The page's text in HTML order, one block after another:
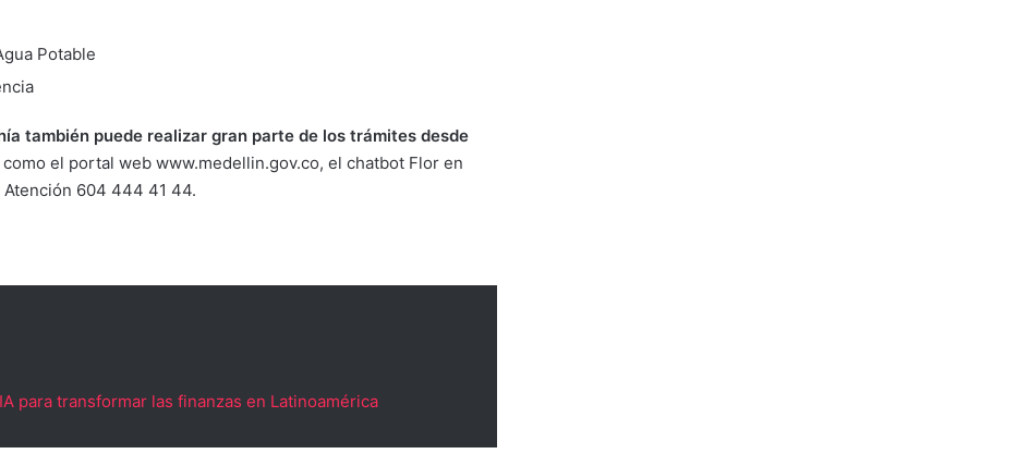
Potable
también puede realizar gran parte de los trámites desde
el portal web www.medellin.gov.co, el chatbot Flor en
604 444 41 44.
para transformar las finanzas en Latinoamérica